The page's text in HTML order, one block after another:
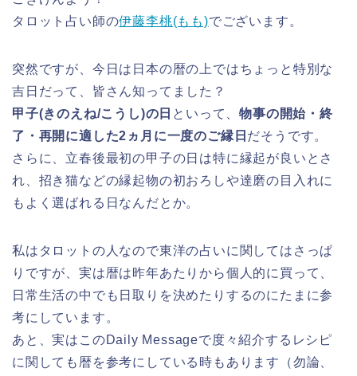
タロット占い師の伊藤李桃(もも)でございます。
突然ですが、今日は日本の暦の上ではちょっと特別な
吉日だって、皆さん知ってました？
甲子(きのえね/こうし)の日 といって、物事の開始・終
了・再開に適した2ヵ月に一度のご縁日 だそうです。
さらに、立春後最初の甲子の日は特に縁起が良いとさ
れ、招き猫などの縁起物の初おろしや達磨の目入れに
もよく選ばれる日なんだとか。
私はタロットの人なので東洋の占いに関してはさっぱ
りですが、実は暦は昨年あたりから個人的に買って、
日常生活の中でも日取りを決めたりするのにたまに参
考にしています。
あと、実はこのDaily Messageで度々紹介するレシピ
に関しても暦を参考にしている時もあります（勿論、